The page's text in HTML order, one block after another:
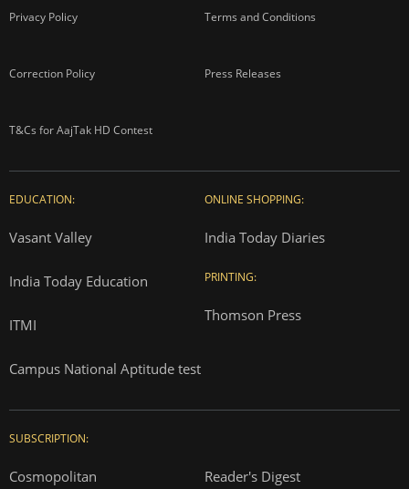
Privacy Policy Terms and Conditions
Correction Policy Press Releases
T&Cs for AajTak HD Contest
EDUCATION:
Vasant Valley
India Today Education
ITMI
Campus National Aptitude test
ONLINE SHOPPING:
India Today Diaries
PRINTING:
Thomson Press
SUBSCRIPTION:
Cosmopolitan Reader's Digest